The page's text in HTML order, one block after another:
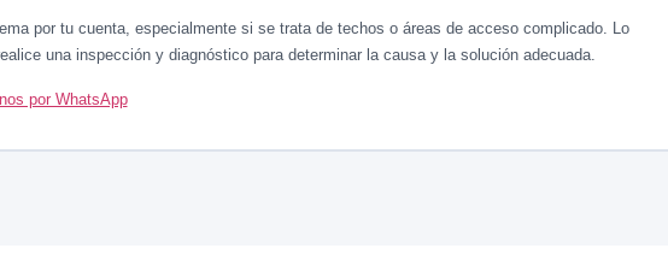
por tu cuenta, especialmente si se trata de techos o áreas de acceso complicado. Lo
una inspección y diagnóstico para determinar la causa y la solución adecuada.
por WhatsApp